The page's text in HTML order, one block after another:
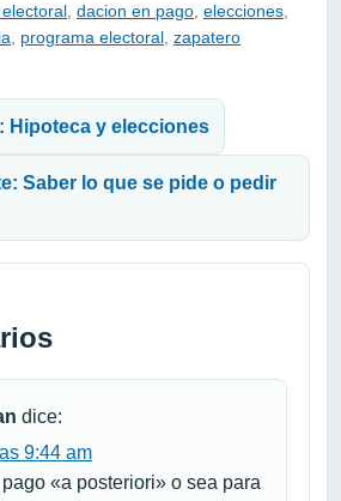
, dacion en pago, elecciones,
, programa electoral, zapatero
Hipoteca y elecciones
Saber lo que se pide o pedir
dice:
9:44 am
pago «a posteriori» o sea para